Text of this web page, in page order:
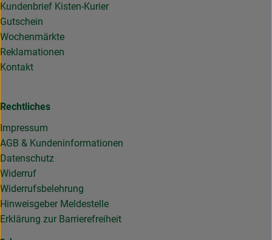
Kundenbrief Kisten-Kurier
Gutschein
Wochenmärkte
Reklamationen
Kontakt
Rechtliches
Impressum
AGB & Kundeninformationen
Datenschutz
Widerruf
Widerrufsbelehrung
Hinweisgeber Meldestelle
Erklärung zur Barrierefreiheit